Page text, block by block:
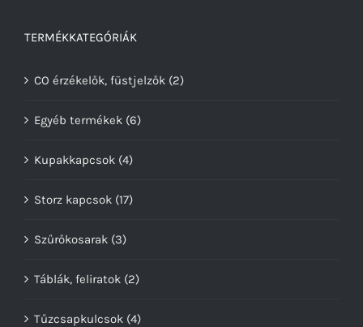
TERMÉKKATEGÓRIÁK
CO érzékelők, füstjelzők (2)
Egyéb termékek (6)
Kupakkapcsok (4)
Storz kapcsok (17)
Szűrőkosarak (3)
Táblák, feliratok (2)
Tűzcsapkulcsok (4)